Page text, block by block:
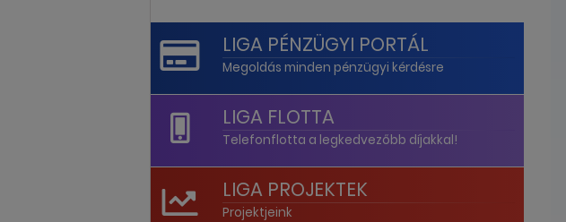
LIGA PÉNZÜGYI PORTÁL
Megoldás minden pénzügyi kérdésre
LIGA FLOTTA
Telefonflotta a legkedvezőbb díjakkal!
LIGA PROJEKTEK
Projektjeink